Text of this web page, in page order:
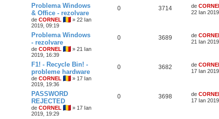
Problema Windows
& Office - rezolvare
de CORNEL
» 22 Ian
2019, 09:19
0 3714 de
22 Ian
Problema Windows
- rezolvare
de CORNEL
» 21 Ian
2019, 16:39
0 3689 de
21 Ian
F1! - Recycle Bin! -
probleme hardware
de CORNEL
» 17 Ian
2019, 19:36
0 3682 de
17 Ian
PASSWORD
REJECTED
de CORNEL
» 17 Ian
2019, 19:29
0 3698 de
17 Ian